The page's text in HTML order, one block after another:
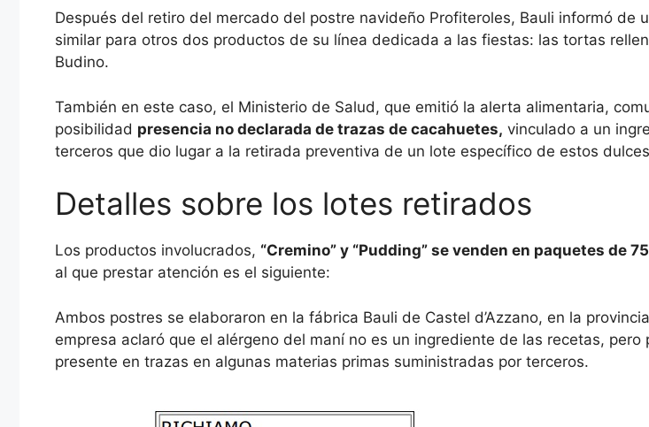
Después del retiro del mercado del postre navideño Profiteroles, Bauli informó de
similar para otros dos productos de su línea dedicada a las fiestas: las tortas
Budino.
También en este caso, el Ministerio de Salud, que emitió la alerta alimentaria,
posibilidad presencia no declarada de trazas de cacahuetes, vinculado a un
terceros que dio lugar a la retirada preventiva de un lote específico de estos
Detalles sobre los lotes retirados
Los productos involucrados, “Cremino” y “Pudding” se venden en paquetes de
al que prestar atención es el siguiente:
Ambos postres se elaboraron en la fábrica Bauli de Castel d’Azzano, en la
empresa aclaró que el alérgeno del maní no es un ingrediente de las recetas, pero
presente en trazas en algunas materias primas suministradas por terceros.